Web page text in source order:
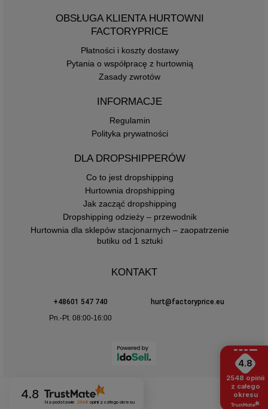
OBSŁUGA KLIENTA HURTOWNI
FACTORYPRICE
Płatności i koszty dostawy
Pytania o współpracę z hurtownią
Zasady zwrotów
INFORMACJE
Regulamin
Polityka prywatności
DLA DROPSHIPPERÓW
Co to jest dropshipping
Hurtownia dropshipping
Jak zacząć dropshipping
Dropshipping odzieży – przewodnik
Hurtownia dla sklepów stacjonarnych – zaopatrzenie
butiku od 1 sztuki
KONTAKT
+48601 547 740
hurt@factoryprice.eu
Pn.-Pt. 08:00-16:00
4.8
Na podstawie 2548 opinii z całego okresu
4.8
2548 opinii
z całego
okresu